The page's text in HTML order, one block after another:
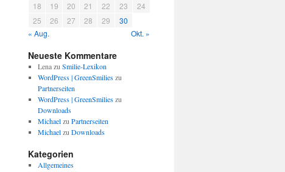
18
19 20 21 22 23
24
25
26 27 28 29
30
« Aug.
Okt. »
Neueste Kommentare
Lenazu Smilie-Lexikon
WordPress | GreenSmilieszu
Partnerseiten
WordPress | GreenSmilieszu
Downloads
Michaelzu Partnerseiten
Michaelzu Downloads
Kategorien
Allgemeines